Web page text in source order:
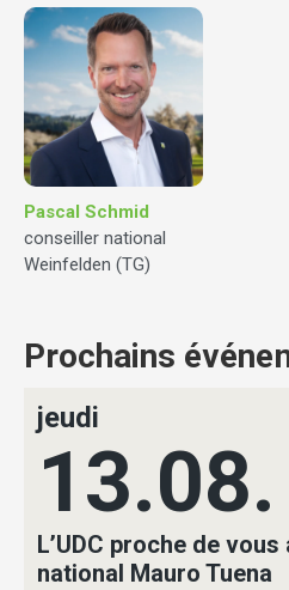
Pascal Schmid
conseiller national
Weinfelden (TG)
Prochains
jeudi
13.08.
L’UDC proche de
national Mauro Tuena